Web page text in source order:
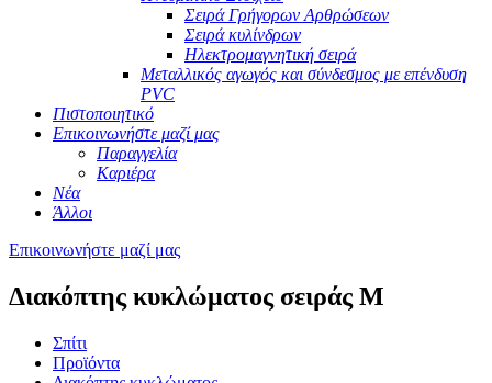
Σειρά Γρήγορων Αρθρώσεων
Σειρά κυλίνδρων
Ηλεκτρομαγνητική σειρά
Μεταλλικός αγωγός και σύνδεσμος με επένδυση
PVC
Πιστοποιητικό
Επικοινωνήστε μαζί μας
Παραγγελία
Καριέρα
Νέα
Άλλοι
Επικοινωνήστε μαζί μας
Διακόπτης κυκλώματος σειράς M
Σπίτι
Προϊόντα